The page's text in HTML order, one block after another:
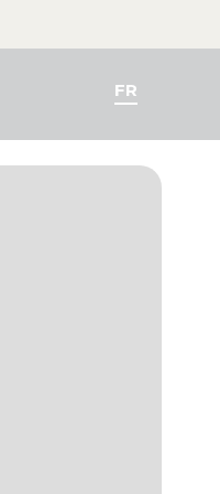
FR